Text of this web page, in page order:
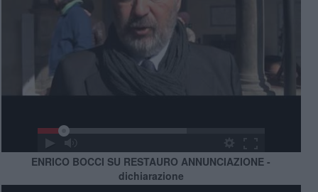
ENRICO BOCCI SU RESTAURO ANNUNCIAZIONE -
dichiarazione